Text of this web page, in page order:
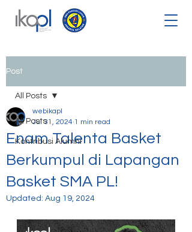
Post
All Posts
Kontribusi Alumni
All Posts
Enam Talenta Basket
Berkumpul di Lapangan
Basket SMA PL!
webikapl
Jul 31, 2024 1 min read
Updated: Aug 19, 2024